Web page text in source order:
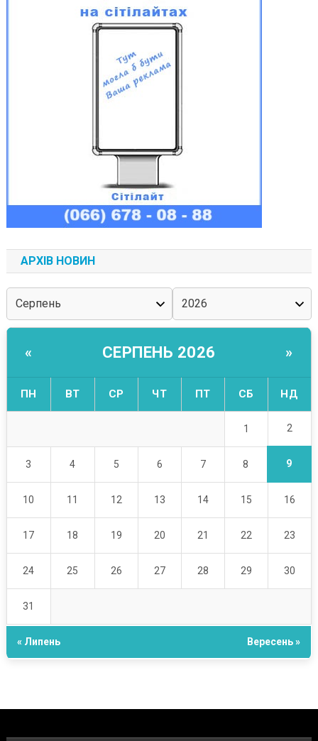
АРХІВ НОВИН
« СЕРПЕНЬ 2026 »
ПН ВТ СР ЧТ ПТ СБ НД
1 2
3 4 5 6 7 8 9
10 11 12 13 14 15 16
17 18 19 20 21 22 23
24 25 26 27 28 29 30
31
« Липень Вересень »